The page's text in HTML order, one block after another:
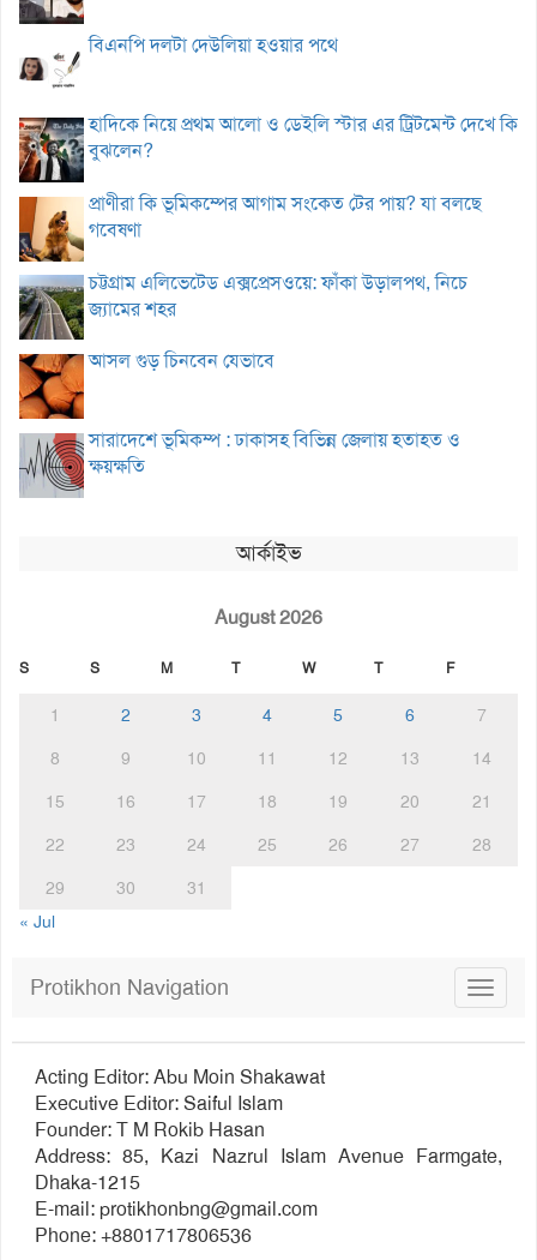
বিএনপি দলটা দেউলিয়া হওয়ার পথে
হাদিকে নিয়ে প্রথম আলো ও ডেইলি স্টার এর ট্রিটমেন্ট দেখে কি
বুঝলেন?
প্রাণীরা কি ভূমিকম্পের আগাম সংকেত টের পায়? যা বলছে
গবেষণা
চট্টগ্রাম এলিভেটেড এক্সপ্রেসওয়ে: ফাঁকা উড়ালপথ, নিচে
জ্যামের শহর
আসল গুড় চিনবেন যেভাবে
সারাদেশে ভূমিকম্প : ঢাকাসহ বিভিন্ন জেলায় হতাহত ও
ক্ষয়ক্ষতি
আর্কাইভ
August 2026
S S M T W T F
1 2 3 4 5 6
7
8
9 10 11 12 13
14
15
16 17 18 19 20
21
22
23 24 25 26 27
28
29
30
31
« Jul
Toggle
Protikhon Navigation
Acting Editor: Abu Moin Shakawat
Executive Editor: Saiful Islam
Founder: T M Rokib Hasan
Address: 85, Kazi Nazrul Islam Avenue Farmgate,
Dhaka-1215
E-mail:protikhonbng@gmail.com
Phone: +8801717806536